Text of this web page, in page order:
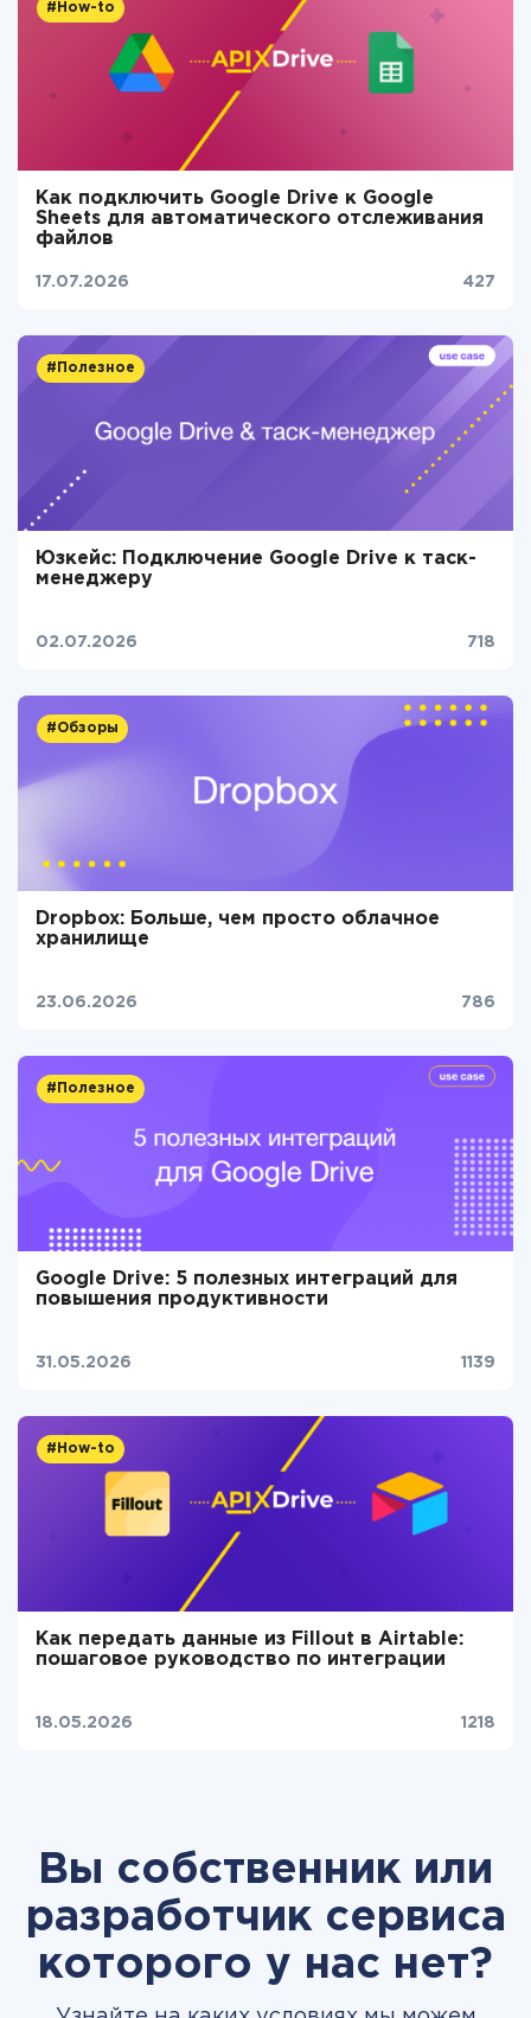
#How-to
Как подключить Google Drive к Google
Sheets для автоматического отслеживания
файлов
17.07.2026 427
#Полезное
Юзкейс: Подключение Google Drive к таск-
менеджеру
02.07.2026 718
#Обзоры
Dropbox: Больше, чем просто облачное
хранилище
23.06.2026 786
#Полезное
Google Drive: 5 полезных интеграций для
повышения продуктивности
31.05.2026 1139
#How-to
Как передать данные из Fillout в Airtable:
пошаговое руководство по интеграции
18.05.2026 1218
Вы собственник или
разработчик сервиса
которого у нас нет?